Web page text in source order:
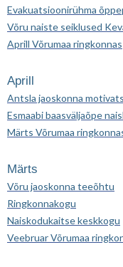
Evakuatsioonirühma
Võru naiste seiklused
Aprill Võrumaa ringkonnas
Aprill
Antsla jaoskonna
Esmaabi baasväljaõpe
Märts Võrumaa
Märts
Võru jaoskonna teeõhtu
Ringkonnakogu
Naiskodukaitse keskkogu
Veebruar Võrumaa